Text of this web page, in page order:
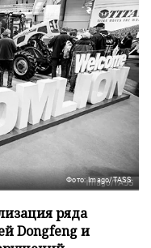
Фото: Imago/TASS
ряда
Dongfeng и